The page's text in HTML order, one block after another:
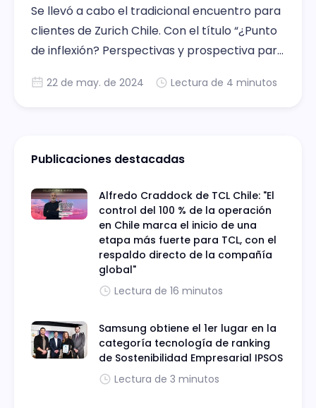
Se llevó a cabo el tradicional encuentro para
clientes de Zurich Chile. Con el título “¿Punto
de inflexión? Perspectivas y prospectiva para
22 de may. de 2024 Lectura de 4 minutos
Publicaciones destacadas
Alfredo Craddock de TCL Chile: "El
control del 100 % de la operación
en Chile marca el inicio de una
etapa más fuerte para TCL, con el
respaldo directo de la compañía
global"
Lectura de 16 minutos
Samsung obtiene el 1er lugar en la
categoría tecnología de ranking
de Sostenibilidad Empresarial IPSOS
Lectura de 3 minutos